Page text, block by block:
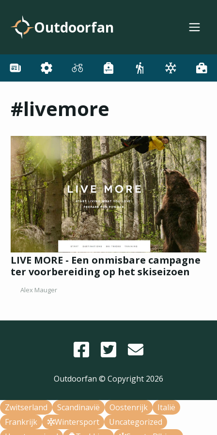
Outdoorfan
#livemore
LIVE MORE - Een onmisbare campagne
ter voorbereiding op het skiseizoen
Alex Mauger
Outdoorfan © Copyright 2026
Zwitserland Scandinavië Oostenrijk
Italië
Frankrijk
Wintersport
Uncategorized